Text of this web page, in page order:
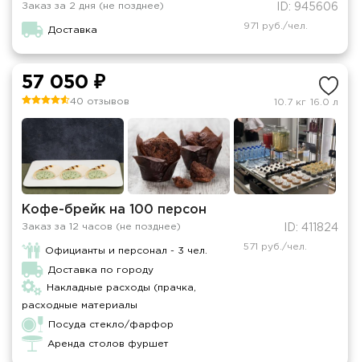
Заказ за 2 дня (не позднее) ID: 945606
Доставка 971 руб./чел.
57 050 ₽
40 отзывов 10.7 кг 16.0 л
Кофе-брейк на 100 персон
Заказ за 12 часов (не позднее) ID: 411824
Официанты и персонал - 3 чел.
Доставка по городу
Накладные расходы (прачка,
расходные материалы
Посуда стекло/фарфор
Аренда столов фуршет
571 руб./чел.